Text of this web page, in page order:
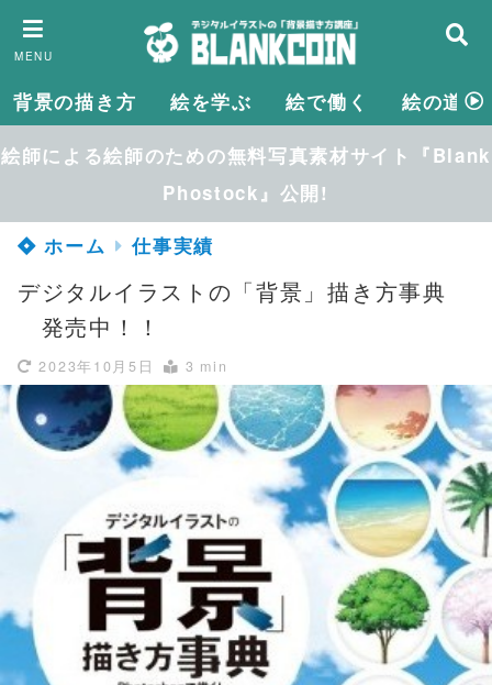
MENU
背景の描き方 絵を学ぶ 絵で働く 絵の道具
絵師による絵師のための無料写真素材サイト『Blank
Phostock』公開!
ホーム
仕事実績
デジタルイラストの「背景」描き方事典
発売中！！
2023年10月5日 3 min